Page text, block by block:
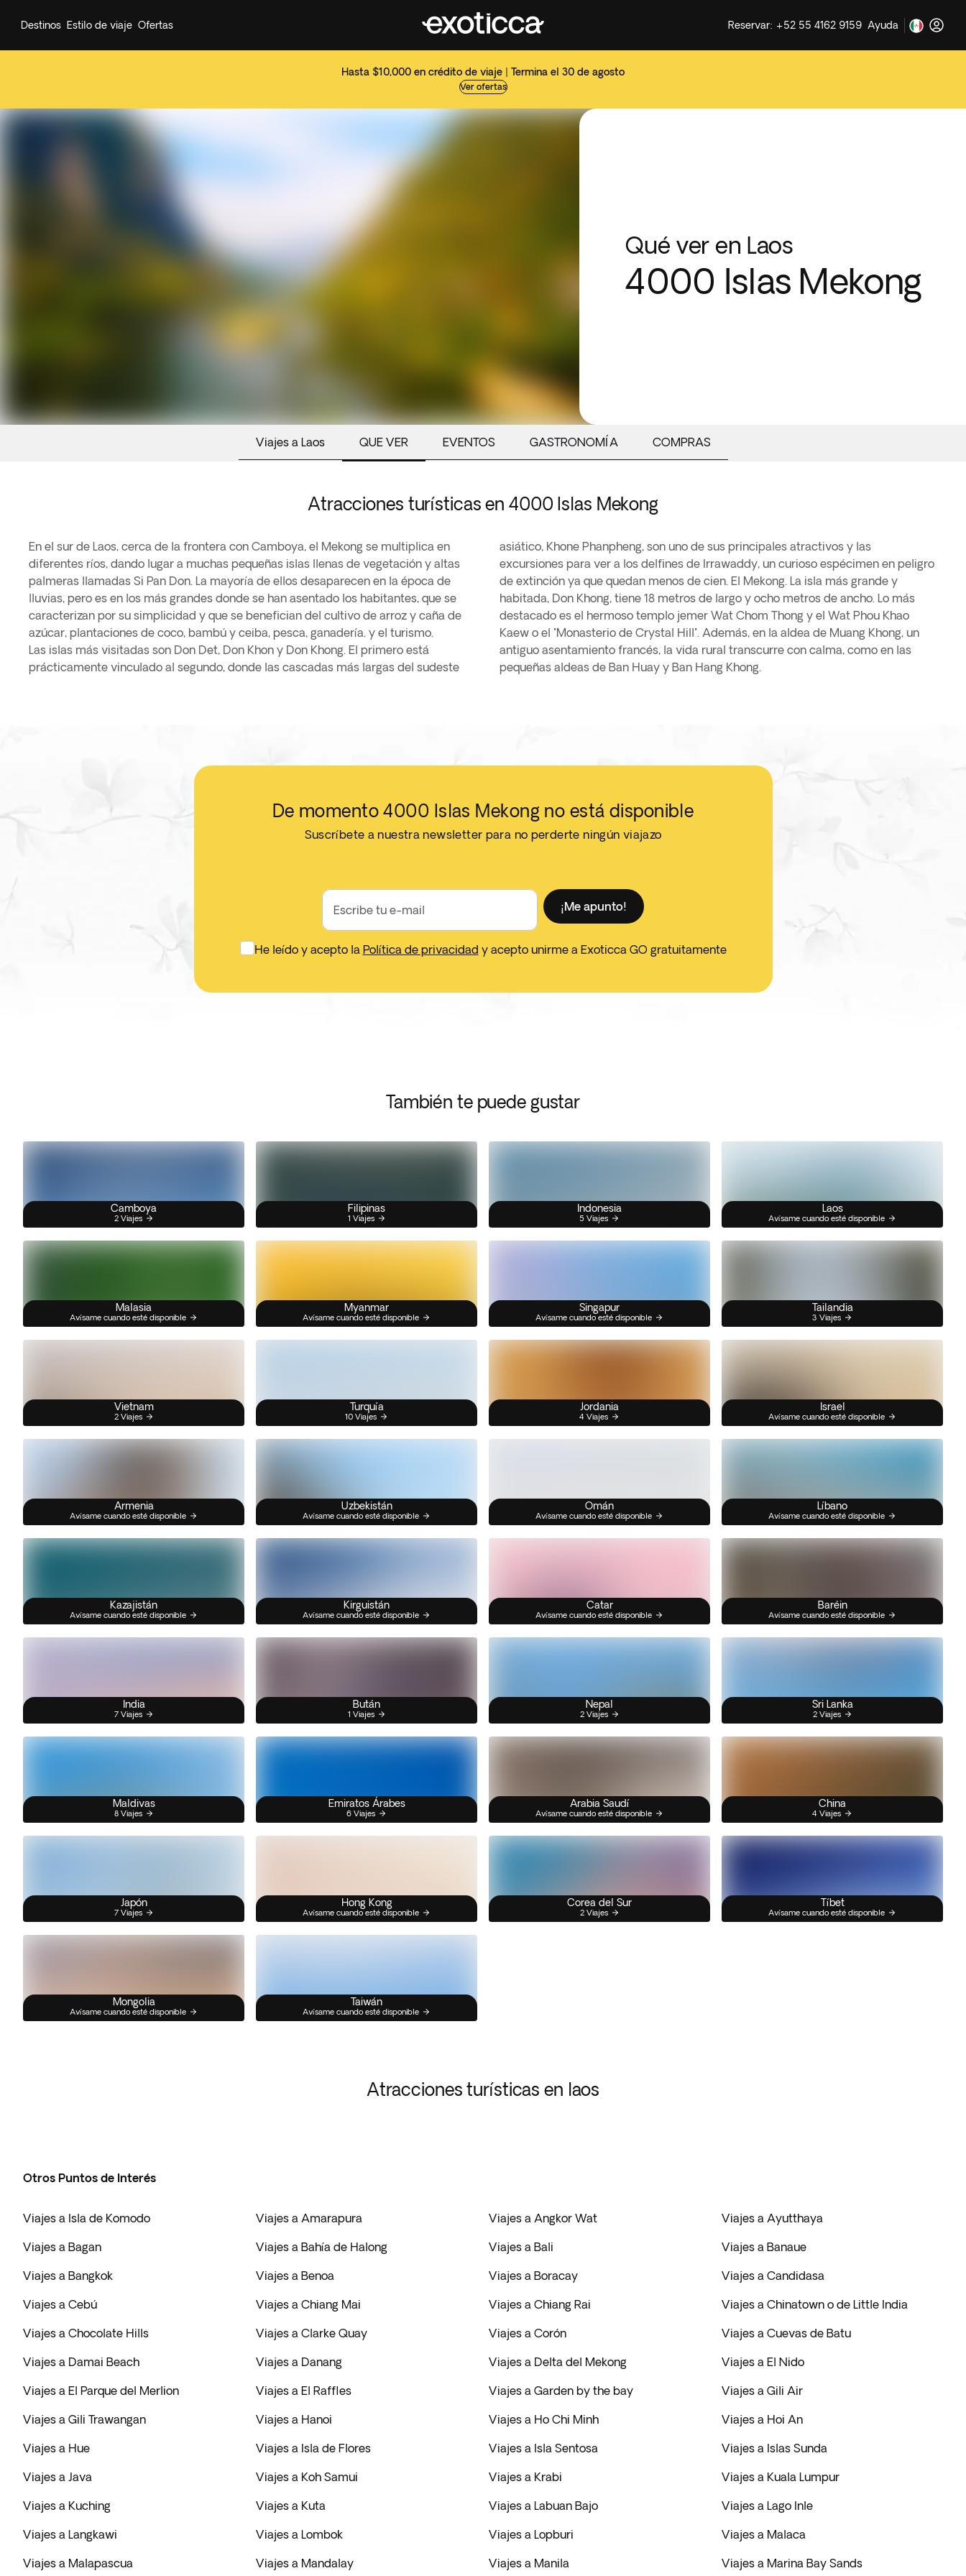
Hasta $10,000 en crédito de viaje | Termina el 30 de agosto
Ver ofertas
Destinos Estilo de viaje Ofertas Reservar: +52 55 4162 9159 Ayuda
Qué ver en Laos
4000 Islas Mekong
Viajes a Laos QUE VER EVENTOS GASTRONOMÍA COMPRAS
Atracciones turísticas en 4000 Islas Mekong
En el sur de Laos, cerca de la frontera con Camboya, el Mekong se multiplica en
diferentes ríos, dando lugar a muchas pequeñas islas llenas de vegetación y altas
palmeras llamadas Si Pan Don. La mayoría de ellos desaparecen en la época de
lluvias, pero es en los más grandes donde se han asentado los habitantes, que se
caracterizan por su simplicidad y que se benefician del cultivo de arroz y caña de
azúcar, plantaciones de coco, bambú y ceiba, pesca, ganadería. y el turismo.
Las islas más visitadas son Don Det, Don Khon y Don Khong. El primero está
prácticamente vinculado al segundo, donde las cascadas más largas del sudeste
asiático, Khone Phanpheng, son uno de sus principales atractivos y las
excursiones para ver a los delfines de Irrawaddy, un curioso espécimen en peligro
de extinción ya que quedan menos de cien. El Mekong. La isla más grande y
habitada, Don Khong, tiene 18 metros de largo y ocho metros de ancho. Lo más
destacado es el hermoso templo jemer Wat Chom Thong y el Wat Phou Khao
Kaew o el "Monasterio de Crystal Hill". Además, en la aldea de Muang Khong, un
antiguo asentamiento francés, la vida rural transcurre con calma, como en las
pequeñas aldeas de Ban Huay y Ban Hang Khong.
De momento 4000 Islas Mekong no está disponible
Suscríbete a nuestra newsletter para no perderte ningún viajazo
Escribe tu e-mail ¡Me apunto!
He leído y acepto la Política de privacidad y acepto unirme a Exoticca GO gratuitamente
También te puede gustar
Camboya
2 Viajes
Filipinas
1 Viajes
Indonesia
5 Viajes
Laos
Avísame cuando esté disponible
Malasia
Avísame cuando esté disponible
Myanmar
Avísame cuando esté disponible
Singapur
Avísame cuando esté disponible
Tailandia
3 Viajes
Vietnam
2 Viajes
Turquía
10 Viajes
Jordania
4 Viajes
Israel
Avísame cuando esté disponible
Armenia
Avísame cuando esté disponible
Uzbekistán
Avísame cuando esté disponible
Omán
Avísame cuando esté disponible
Líbano
Avísame cuando esté disponible
Kazajistán
Avísame cuando esté disponible
Kirguistán
Avísame cuando esté disponible
Catar
Avísame cuando esté disponible
Baréin
Avísame cuando esté disponible
India
7 Viajes
Bután
1 Viajes
Nepal
2 Viajes
Sri Lanka
2 Viajes
Maldivas
8 Viajes
Emiratos Árabes
6 Viajes
Arabia Saudí
Avísame cuando esté disponible
China
4 Viajes
Japón
7 Viajes
Hong Kong
Avísame cuando esté disponible
Corea del Sur
2 Viajes
Tíbet
Avísame cuando esté disponible
Mongolia
Avísame cuando esté disponible
Taiwán
Avísame cuando esté disponible
Atracciones turísticas en laos
Otros Puntos de Interés
Viajes a Isla de Komodo Viajes a Amarapura Viajes a Angkor Wat Viajes a Ayutthaya
Viajes a Bagan Viajes a Bahía de Halong Viajes a Bali Viajes a Banaue
Viajes a Bangkok Viajes a Benoa Viajes a Boracay Viajes a Candidasa
Viajes a Cebú Viajes a Chiang Mai Viajes a Chiang Rai Viajes a Chinatown o de Little India
Viajes a Chocolate Hills Viajes a Clarke Quay Viajes a Corón Viajes a Cuevas de Batu
Viajes a Damai Beach Viajes a Danang Viajes a Delta del Mekong Viajes a El Nido
Viajes a El Parque del Merlion Viajes a El Raffles Viajes a Garden by the bay Viajes a Gili Air
Viajes a Gili Trawangan Viajes a Hanoi Viajes a Ho Chi Minh Viajes a Hoi An
Viajes a Hue Viajes a Isla de Flores Viajes a Isla Sentosa Viajes a Islas Sunda
Viajes a Java Viajes a Koh Samui Viajes a Krabi Viajes a Kuala Lumpur
Viajes a Kuching Viajes a Kuta Viajes a Labuan Bajo Viajes a Lago Inle
Viajes a Langkawi Viajes a Lombok Viajes a Lopburi Viajes a Malaca
Viajes a Malapascua Viajes a Mandalay Viajes a Manila Viajes a Marina Bay Sands